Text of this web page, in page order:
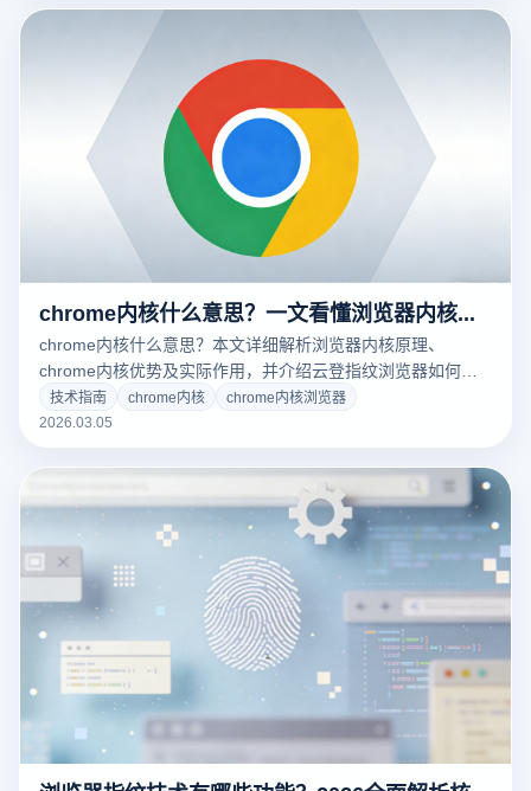
chrome内核什么意思？一文看懂浏览器内核原理与实际作用
chrome内核什么意思？本文详细解析浏览器内核原理、
chrome内核优势及实际作用，并介绍云登指纹浏览器如何通
过独立浏览器环境实现多账号安全管理。
技术指南 chrome内核
chrome内核浏览器
2026.03.05